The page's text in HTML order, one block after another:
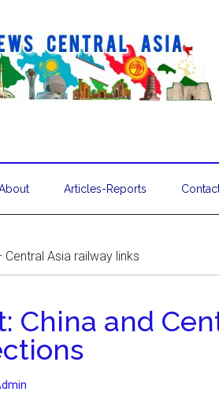
Articles-Reports
Central Asia railway links
China and